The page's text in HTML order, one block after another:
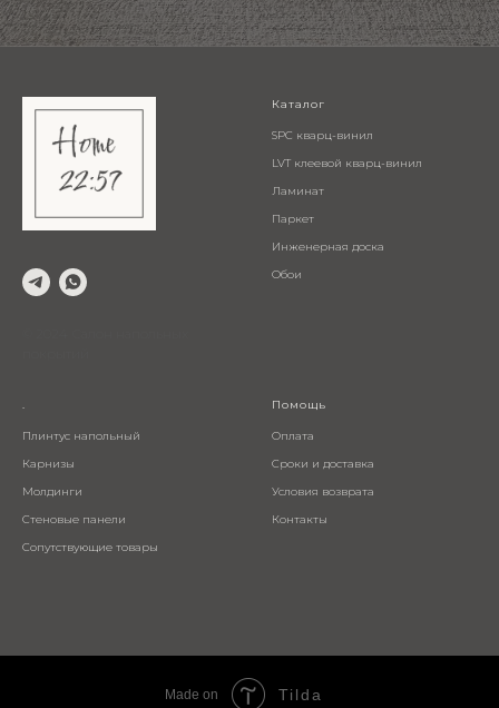
Каталог
SPC кварц-винил
LVT клеевой кварц-винил
Ламинат
Паркет
Инженерная доска
Обои
.
Плинтус напольный
Карнизы
Молдинги
Стеновые панели
Сопутствующие товары
Помощь
Оплата
Сроки и доставка
Условия возврата
Контакты
Made on Tilda